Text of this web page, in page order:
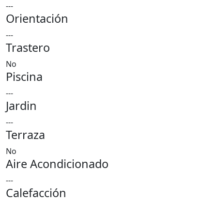
---
Orientación
---
Trastero
No
Piscina
---
Jardin
---
Terraza
No
Aire Acondicionado
---
Calefacción